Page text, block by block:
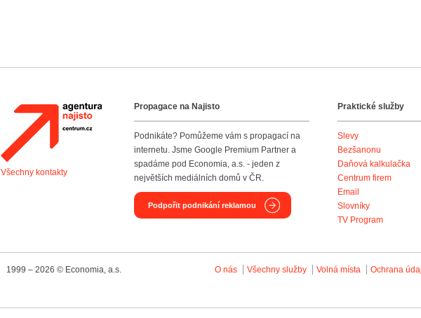
Agentura Najisto
Všechny kontakty
Propagace na Najisto
Podnikáte? Pomůžeme vám s propagací na
internetu. Jsme Google Premium Partner a
spadáme pod Economia, a.s. - jeden z
největších mediálních domů v ČR.
Podpořit podnikání reklamou
Praktické služby
Slevy
Bezšanonu
Daňová kalkulačka
Centrum firem
Email
Slovníky
TV Program
1999 – 2026 © Economia, a.s. O nás Všechny služby Volná místa Ochrana